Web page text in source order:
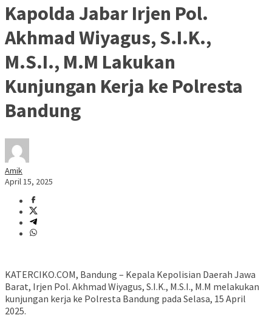
Kapolda Jabar Irjen Pol.
Akhmad Wiyagus, S.I.K.,
M.S.I., M.M Lakukan
Kunjungan Kerja ke Polresta
Bandung
Amik
April 15, 2025
KATERCIKO.COM, Bandung – Kepala Kepolisian Daerah Jawa
Barat, Irjen Pol. Akhmad Wiyagus, S.I.K., M.S.I., M.M melakukan
kunjungan kerja ke Polresta Bandung pada Selasa, 15 April
2025.